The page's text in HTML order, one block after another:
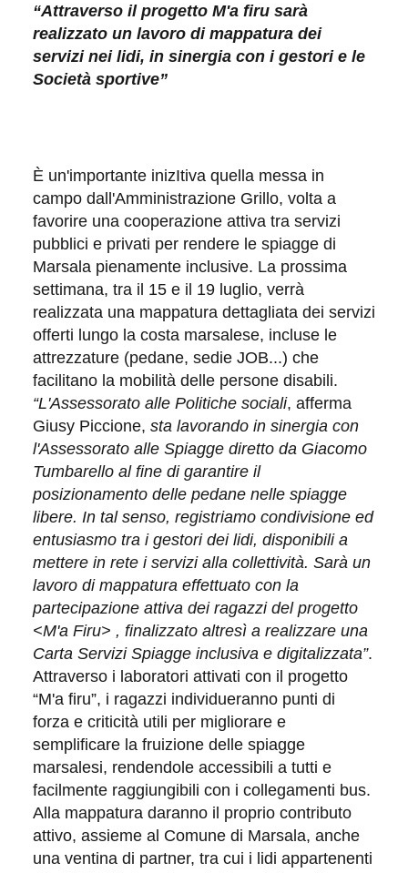
“Attraverso il progetto M'a firu sarà
realizzato un lavoro di mappatura dei
servizi nei lidi, in sinergia con i gestori e le
Società sportive”
È un'importante inizItiva quella messa in
campo dall'Amministrazione Grillo, volta a
favorire una cooperazione attiva tra servizi
pubblici e privati per rendere le spiagge di
Marsala pienamente inclusive. La prossima
settimana, tra il 15 e il 19 luglio, verrà
realizzata una mappatura dettagliata dei servizi
offerti lungo la costa marsalese, incluse le
attrezzature (pedane, sedie JOB...) che
facilitano la mobilità delle persone disabili.
“L'Assessorato alle Politiche sociali, afferma
Giusy Piccione, sta lavorando in sinergia con
l'Assessorato alle Spiagge diretto da Giacomo
Tumbarello al fine di garantire il
posizionamento delle pedane nelle spiagge
libere. In tal senso, registriamo condivisione ed
entusiasmo tra i gestori dei lidi, disponibili a
mettere in rete i servizi alla collettività. Sarà un
lavoro di mappatura effettuato con la
partecipazione attiva dei ragazzi del progetto
<M'a Firu> , finalizzato altresì a realizzare una
Carta Servizi Spiagge inclusiva e digitalizzata”.
Attraverso i laboratori attivati con il progetto
“M'a firu”, i ragazzi individueranno punti di
forza e criticità utili per migliorare e
semplificare la fruizione delle spiagge
marsalesi, rendendole accessibili a tutti e
facilmente raggiungibili con i collegamenti bus.
Alla mappatura daranno il proprio contributo
attivo, assieme al Comune di Marsala, anche
una ventina di partner, tra cui i lidi appartenenti